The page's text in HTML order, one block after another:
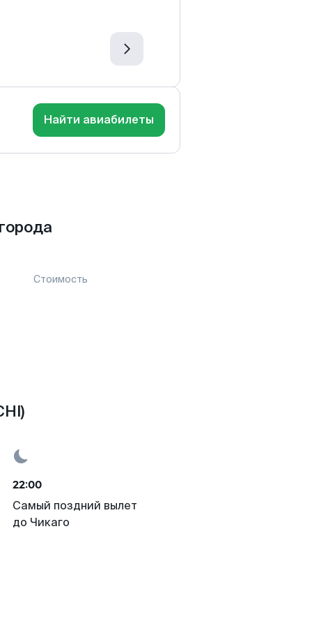
Найти авиабилеты
Стоимость
22:00
Самый поздний вылет
до Чикаго